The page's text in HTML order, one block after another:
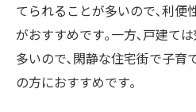
てられることが多いので､利便
がおすすめです｡一方､戸建て
多いので､閑静な住宅街で子育
の方におすすめです｡